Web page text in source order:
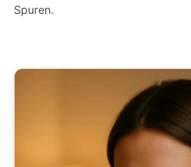
Spuren.